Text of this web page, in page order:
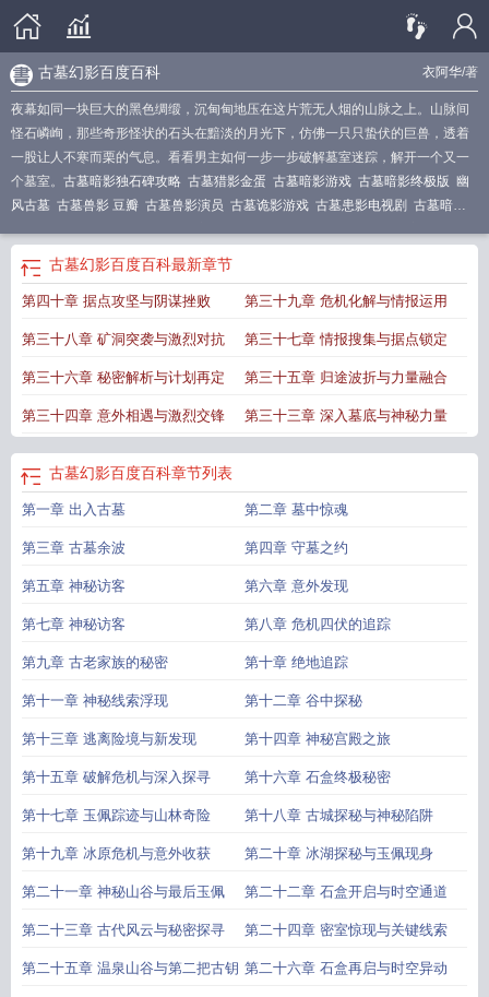
衣阿华/著
古墓幻影百度百科
夜幕如同一块巨大的黑色绸缎，沉甸甸地压在这片荒无人烟的山脉之上。山脉间
怪石嶙峋，那些奇形怪状的石头在黯淡的月光下，仿佛一只只蛰伏的巨兽，透着
一股让人不寒而栗的气息。看看男主如何一步一步破解墓室迷踪，解开一个又一
个墓室。 古墓暗影独石碑攻略 古墓猎影金蛋 古墓暗影游戏 古墓暗影终极版 幽
风古墓 古墓兽影 豆瓣 古墓兽影演员 古墓诡影游戏 古墓患影电视剧 古墓暗影
幽灵古墓第三关 幽墓电影 古墓诡影
绍 古墓暗影全收集地图
古墓古墓暗影最后boss打法古墓兽影解说古墓暗影支线古墓丽影小游戏古墓
影古墓魔影boss最新打法古墓兽影豆瓣小游戏古墓诡影通关攻略古墓幻影电
视剧幽灵古墓第一关古墓诡影攻略 古墓魔影boss打法古墓暗影图文攻略
略古墓魔影boss古墓幽灵古墓暗影 古墓兽影是真实吗古墓秘影古墓暗影好
古墓幻影百度百科最新章节
第四十章 据点攻坚与阴谋挫败 第三十九章 危机化解与情报运用
第三十八章 矿洞突袭与激烈对抗 第三十七章 情报搜集与据点锁定
第三十六章 秘密解析与计划再定 第三十五章 归途波折与力量融合
第三十四章 意外相遇与激烈交锋 第三十三章 深入墓底与神秘力量
古墓幻影百度百科章节列表
第一章 出入古墓 第二章 墓中惊魂
第三章 古墓余波 第四章 守墓之约
第五章 神秘访客 第六章 意外发现
第七章 神秘访客 第八章 危机四伏的追踪
第九章 古老家族的秘密 第十章 绝地追踪
第十一章 神秘线索浮现 第十二章 谷中探秘
第十三章 逃离险境与新发现 第十四章 神秘宫殿之旅
第十五章 破解危机与深入探寻 第十六章 石盒终极秘密
第十七章 玉佩踪迹与山林奇险 第十八章 古城探秘与神秘陷阱
第十九章 冰原危机与意外收获 第二十章 冰湖探秘与玉佩现身
第二十一章 神秘山谷与最后玉佩 第二十二章 石盒开启与时空通道
第二十三章 古代风云与秘密探寻 第二十四章 密室惊现与关键线索
第二十五章 温泉山谷与第二把古钥 第二十六章 石盒再启与时空异动